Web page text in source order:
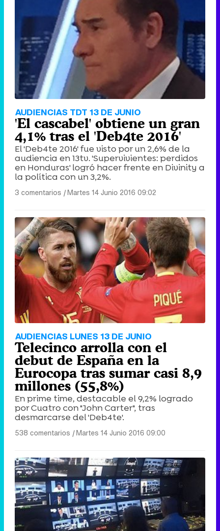
AUDIENCIAS TDT 13 DE JUNIO
'El cascabel' obtiene un gran
4,1% tras el 'Deb4te 2016'
El 'Deb4te 2016' fue visto por un 2,6% de la
audiencia en 13tv. 'Supervivientes: perdidos
en Honduras' logró hacer frente en Divinity a
la política con un 3,2%.
3 comentarios |Martes 14 Junio 2016 09:02
AUDIENCIAS LUNES 13 DE JUNIO
Telecinco arrolla con el
debut de España en la
Eurocopa tras sumar casi 8,9
millones (55,8%)
En prime time, destacable el 9,2% logrado
por Cuatro con "John Carter", tras
desmarcarse del 'Deb4te'.
538 comentarios |Martes 14 Junio 2016 09:00